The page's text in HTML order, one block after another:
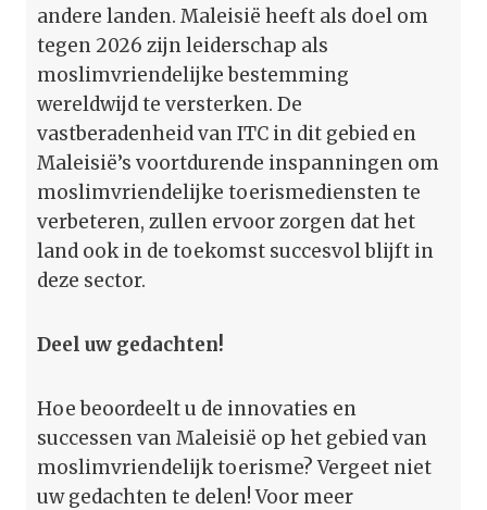
andere landen. Maleisië heeft als doel om
tegen 2026 zijn leiderschap als
moslimvriendelijke bestemming
wereldwijd te versterken. De
vastberadenheid van ITC in dit gebied en
Maleisië’s voortdurende inspanningen om
moslimvriendelijke toerismediensten te
verbeteren, zullen ervoor zorgen dat het
land ook in de toekomst succesvol blijft in
deze sector.
Deel uw gedachten!
Hoe beoordeelt u de innovaties en
successen van Maleisië op het gebied van
moslimvriendelijk toerisme? Vergeet niet
uw gedachten te delen! Voor meer